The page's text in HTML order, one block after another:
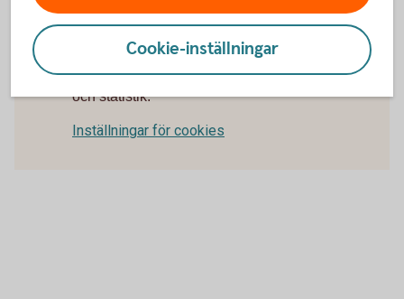
För att se detta innehåll behöver du först
godkänna cookies för Funktioner, prestanda
och statistik.
Inställningar för cookies
Cookie-inställningar